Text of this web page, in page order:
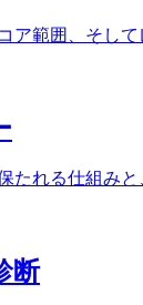
ア範囲、そし
たれる仕組み
断